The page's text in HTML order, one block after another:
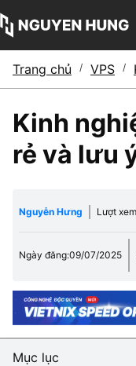
Trang chủ / VPS /
Kinh
rẻ và lưu
Nguyễn Hưng Lượt
Ngày đăng:09/07/2025
Mục lục